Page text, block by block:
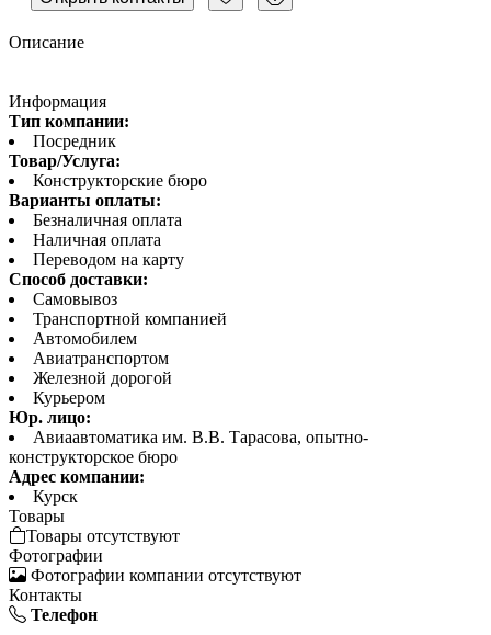
Описание
Информация
Тип компании:
Посредник
Товар/Услуга:
Конструкторские бюро
Варианты оплаты:
Безналичная оплата
Наличная оплата
Переводом на карту
Способ доставки:
Самовывоз
Транспортной компанией
Автомобилем
Авиатранспортом
Железной дорогой
Курьером
Юр. лицо:
Авиаавтоматика им. В.В. Тарасова, опытно-
конструкторское бюро
Адрес компании:
Курск
Товары
Товары отсутствуют
Фотографии
Фотографии компании отсутствуют
Контакты
Телефон